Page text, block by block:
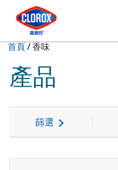
跳到主導航
跳轉至內容
跳到頁尾
首頁/現在:
香味
產品
篩選